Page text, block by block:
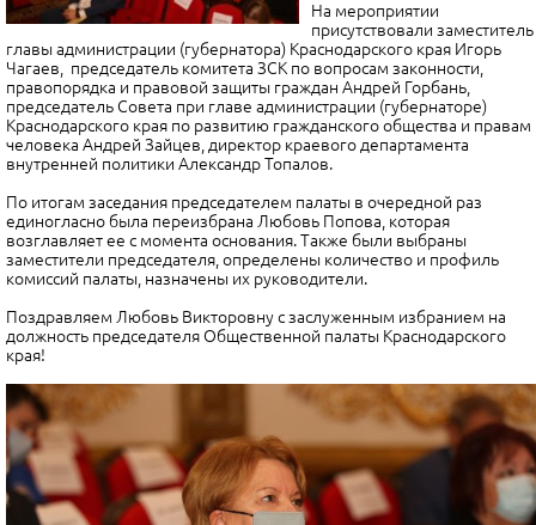
На мероприятии
присутствовали заместитель
главы администрации (губернатора) Краснодарского края Игорь
Чагаев, председатель комитета ЗСК по вопросам законности,
правопорядка и правовой защиты граждан Андрей Горбань,
председатель Совета при главе администрации (губернаторе)
Краснодарского края по развитию гражданского общества и правам
человека Андрей Зайцев, директор краевого департамента
внутренней политики Александр Топалов.
По итогам заседания председателем палаты в очередной раз
единогласно была переизбрана Любовь Попова, которая
возглавляет ее с момента основания. Также были выбраны
заместители председателя, определены количество и профиль
комиссий палаты, назначены их руководители.
Поздравляем Любовь Викторовну с заслуженным избранием на
должность председателя Общественной палаты Краснодарского
края!